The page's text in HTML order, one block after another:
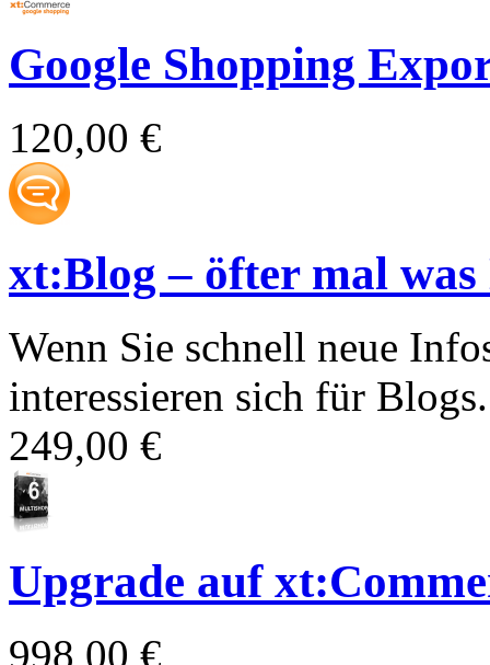
Google Shopping
120,00 €
xt:Blog – öfter mal was
Wenn Sie schnell neue
interessieren sich für
249,00 €
Upgrade auf
998,00 €